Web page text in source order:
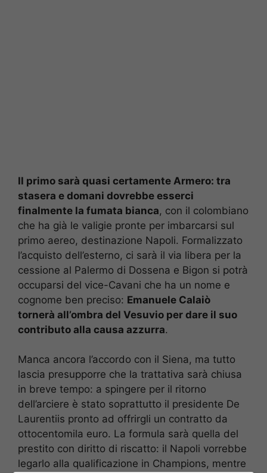
Il primo sarà quasi certamente Armero: tra
stasera e domani dovrebbe esserci
finalmente la fumata bianca, con il colombiano
che ha già le valigie pronte per imbarcarsi sul
primo aereo, destinazione Napoli. Formalizzato
l’acquisto dell’esterno, ci sarà il via libera per la
cessione al Palermo di Dossena e Bigon si potrà
occuparsi del vice-Cavani che ha un nome e
cognome ben preciso: Emanuele Calaiò
tornerà all’ombra del Vesuvio per dare il suo
contributo alla causa azzurra.
Manca ancora l’accordo con il Siena, ma tutto
lascia presupporre che la trattativa sarà chiusa
in breve tempo: a spingere per il ritorno
dell’arciere è stato soprattutto il presidente De
Laurentiis pronto ad offrirgli un contratto da
ottocentomila euro. La formula sarà quella del
prestito con diritto di riscatto: il Napoli vorrebbe
legarlo alla qualificazione in Champions, mentre